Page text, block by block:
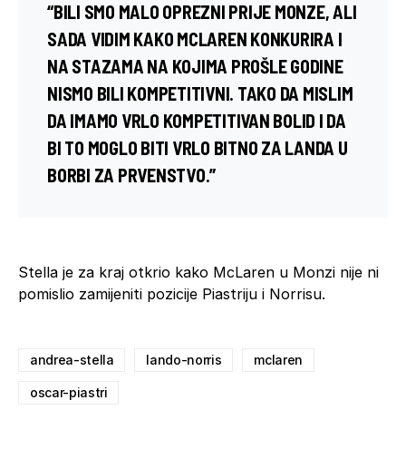
“BILI SMO MALO OPREZNI PRIJE MONZE, ALI
SADA VIDIM KAKO MCLAREN KONKURIRA I
NA STAZAMA NA KOJIMA PROŠLE GODINE
NISMO BILI KOMPETITIVNI. TAKO DA MISLIM
DA IMAMO VRLO KOMPETITIVAN BOLID I DA
BI TO MOGLO BITI VRLO BITNO ZA LANDA U
BORBI ZA PRVENSTVO.”
Stella je za kraj otkrio kako McLaren u Monzi nije ni
pomislio zamijeniti pozicije Piastriju i Norrisu.
andrea-stella lando-norris mclaren
oscar-piastri